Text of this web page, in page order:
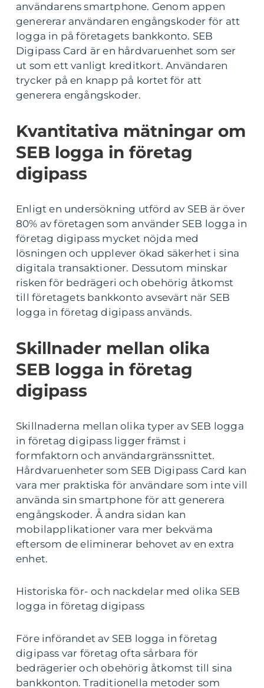
användarens smartphone. Genom appen
genererar användaren engångskoder för att
logga in på företagets bankkonto. SEB
Digipass Card är en hårdvaruenhet som ser
ut som ett vanligt kreditkort. Användaren
trycker på en knapp på kortet för att
generera engångskoder.
Kvantitativa mätningar om
SEB logga in företag
digipass
Enligt en undersökning utförd av SEB är över
80% av företagen som använder SEB logga in
företag digipass mycket nöjda med
lösningen och upplever ökad säkerhet i sina
digitala transaktioner. Dessutom minskar
risken för bedrägeri och obehörig åtkomst
till företagets bankkonto avsevärt när SEB
logga in företag digipass används.
Skillnader mellan olika
SEB logga in företag
digipass
Skillnaderna mellan olika typer av SEB logga
in företag digipass ligger främst i
formfaktorn och användargränssnittet.
Hårdvaruenheter som SEB Digipass Card kan
vara mer praktiska för användare som inte vill
använda sin smartphone för att generera
engångskoder. Å andra sidan kan
mobilapplikationer vara mer bekväma
eftersom de eliminerar behovet av en extra
enhet.
Historiska för- och nackdelar med olika SEB
logga in företag digipass
Före införandet av SEB logga in företag
digipass var företag ofta sårbara för
bedrägerier och obehörig åtkomst till sina
bankkonton. Traditionella metoder som